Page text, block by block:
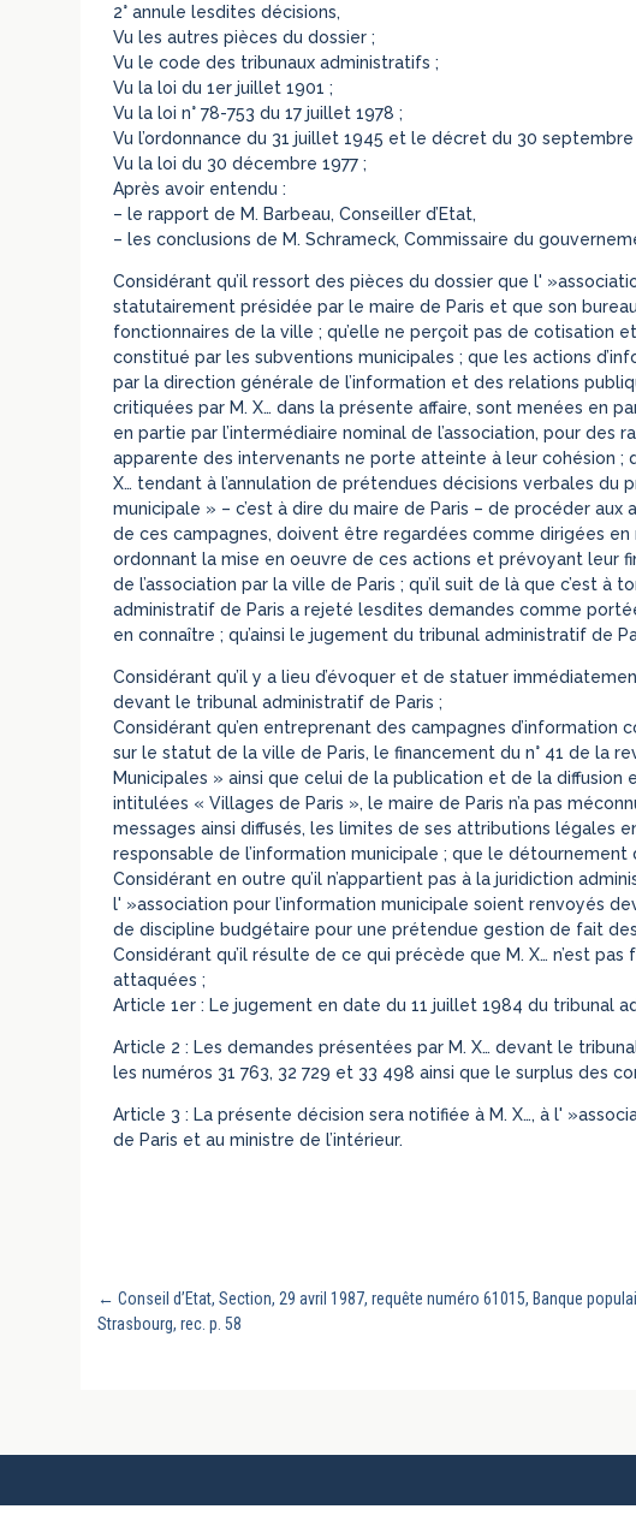
2° annule lesdites décisions,
Vu les autres pièces du dossier ;
Vu le code des tribunaux administratifs ;
Vu la loi du 1er juillet 1901 ;
Vu la loi n° 78-753 du 17 juillet 1978 ;
Vu l’ordonnance du 31 juillet 1945 et le décret du 30 septembre
Vu la loi du 30 décembre 1977 ;
Après avoir entendu :
– le rapport de M. Barbeau, Conseiller d’Etat,
– les conclusions de M. Schrameck, Commissaire du
Considérant qu’il ressort des pièces du dossier que l'
statutairement présidée par le maire de Paris et que son
fonctionnaires de la ville ; qu’elle ne perçoit pas de cotisation
constitué par les subventions municipales ; que les actions
par la direction générale de l’information et des relations
critiquées par M. X… dans la présente affaire, sont menées en
en partie par l’intermédiaire nominal de l’association, pour
apparente des intervenants ne porte atteinte à leur cohésion ;
X… tendant à l’annulation de prétendues décisions verbales du
municipale » – c’est à dire du maire de Paris – de procéder aux
de ces campagnes, doivent être regardées comme dirigées
ordonnant la mise en oeuvre de ces actions et prévoyant leur
de l’association par la ville de Paris ; qu’il suit de là que c’est
administratif de Paris a rejeté lesdites demandes comme
en connaître ; qu’ainsi le jugement du tribunal administratif de
Considérant qu’il y a lieu d’évoquer et de statuer
devant le tribunal administratif de Paris ;
Considérant qu’en entreprenant des campagnes d’information
sur le statut de la ville de Paris, le financement du n° 41 de la
Municipales » ainsi que celui de la publication et de la
intitulées « Villages de Paris », le maire de Paris n’a pas
messages ainsi diffusés, les limites de ses attributions légales
responsable de l’information municipale ; que le détournement
Considérant en outre qu’il n’appartient pas à la juridiction
l' »association pour l’information municipale soient renvoyés
de discipline budgétaire pour une prétendue gestion de fait
Considérant qu’il résulte de ce qui précède que M. X… n’est
attaquées ;
Article 1er : Le jugement en date du 11 juillet 1984 du tribunal
Article 2 : Les demandes présentées par M. X… devant le
les numéros 31 763, 32 729 et 33 498 ainsi que le surplus des
Article 3 : La présente décision sera notifiée à M. X…, à l'
de Paris et au ministre de l’intérieur.
← Conseil d’Etat, Section, 29 avril 1987, requête numéro 61015, Banque
Strasbourg, rec. p. 58